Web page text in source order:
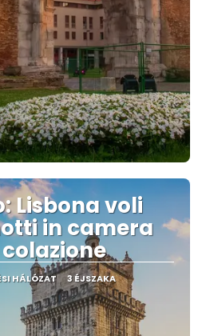
Lisbona voli
in camera
colazione
HÁLÓZAT 3 ÉJSZAKA